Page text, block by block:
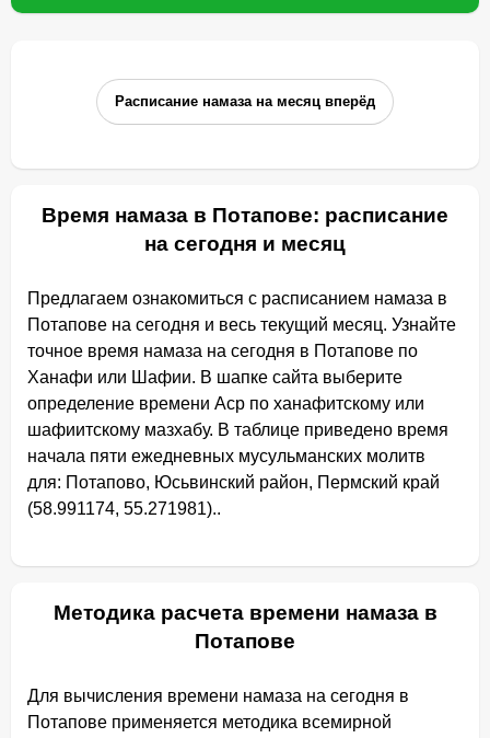
Расписание намаза на месяц вперёд
Время намаза в Потапове: расписание
на сегодня и месяц
Предлагаем ознакомиться с расписанием намаза в
Потапове на сегодня и весь текущий месяц. Узнайте
точное время намаза на сегодня в Потапове по
Ханафи или Шафии. В шапке сайта выберите
определение времени Аср по ханафитскому или
шафиитскому мазхабу. В таблице приведено время
начала пяти ежедневных мусульманских молитв
для: Потапово, Юсьвинский район, Пермский край
(58.991174, 55.271981)..
Методика расчета времени намаза в
Потапове
Для вычисления времени намаза на сегодня в
Потапове применяется методика всемирной